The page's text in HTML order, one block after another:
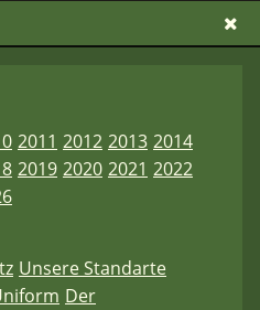
2011 2012 2013 2014
2019 2020 2021 2022
Unsere Standarte
Der